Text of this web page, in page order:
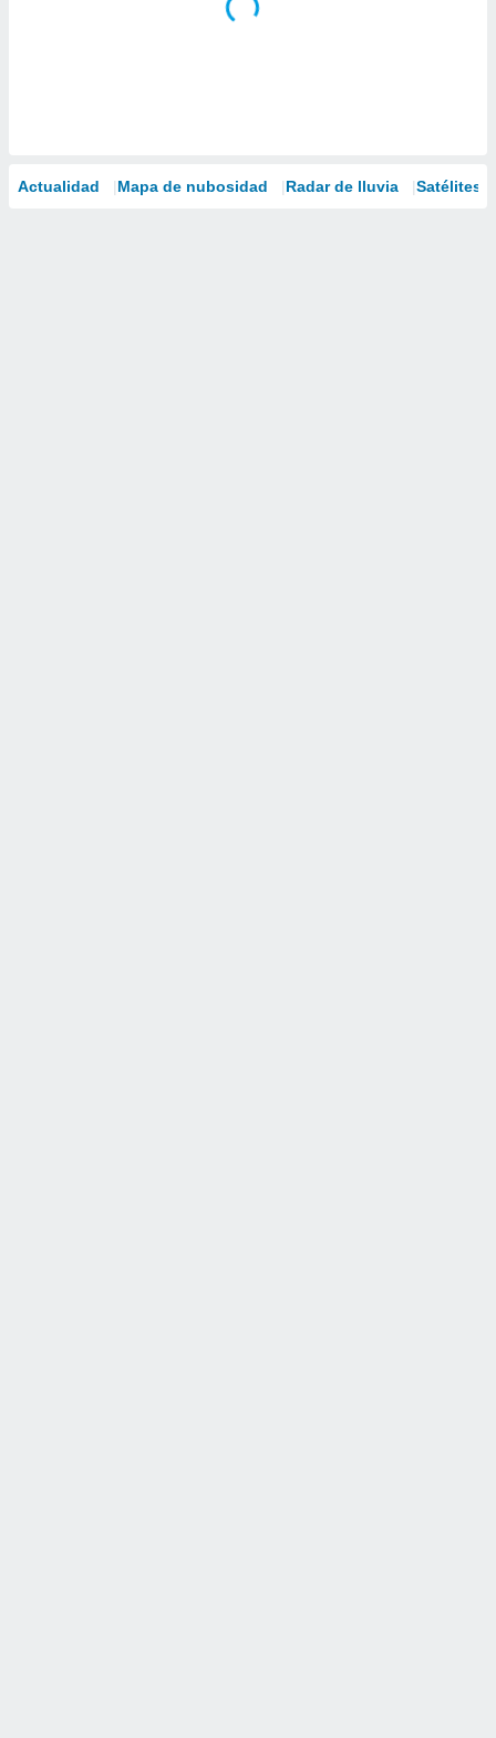
Actualidad Mapa de nubosidad Radar de lluvia Satélites